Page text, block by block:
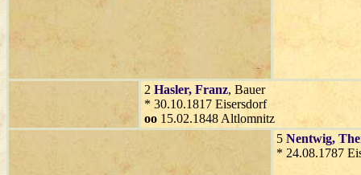
2 Hasler, Franz, Bauer
* 30.10.1817 Eisersdorf
oo 15.02.1848 Altlomnitz
5 Nentwig,
* 24.08.1787